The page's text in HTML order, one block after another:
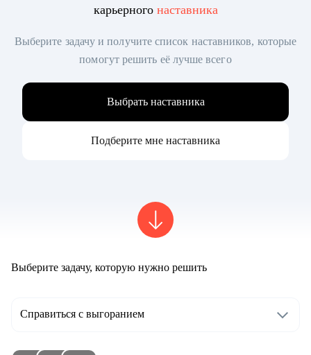
карьерного наставника
Выберите задачу и получите список наставников, которые
помогут решить её лучше всего
Выбрать наставника
Подберите мне наставника
Выберите задачу, которую нужно решить
Справиться с выгоранием